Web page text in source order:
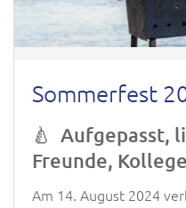
Sommerfest
🍐 Aufgepasst,
Freunde,
Am 14. August 2024